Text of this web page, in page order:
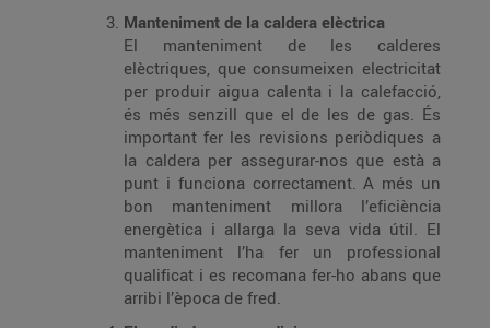
Manteniment de la caldera elèctrica
El manteniment de les calderes
elèctriques, que consumeixen electricitat
per produir aigua calenta i la calefacció,
és més senzill que el de les de gas. És
important fer les revisions periòdiques a
la caldera per assegurar-nos que està a
punt i funciona correctament. A més un
bon manteniment millora l’eficiència
energètica i allarga la seva vida útil. El
manteniment l’ha fer un professional
qualificat i es recomana fer-ho abans que
arribi l’època de fred.